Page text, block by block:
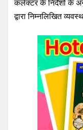
कलेक्टर के निर्देशों के
द्वारा निम्नलिखित
प्राथमिक स्वास्थ्य
डॉ. दीपक
सोमवार,
डॉ. आलोक